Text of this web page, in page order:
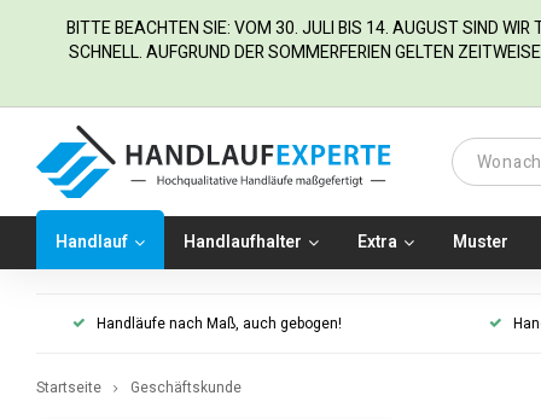
BITTE BEACHTEN SIE: VOM 30. JULI BIS 14. AUGUST SIND
SCHNELL. AUFGRUND DER SOMMERFERIEN GELTEN
Handlauf Handlaufhalter Extra Muster
Handläufe nach Maß, auch gebogen!
Startseite Geschäftskunde